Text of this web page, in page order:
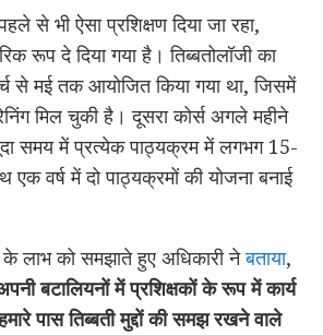
से भी ऐसा प्रशिक्षण दिया जा रहा,
रूप दे दिया गया है। तिब्बतोलॉजी का
से मई तक आयोजित किया गया था, जिसमें
मिल चुकी है। दूसरा कोर्स अगले महीने
समय में प्रत्येक पाठ्यक्रम में लगभग 15-
एक वर्ष में दो पाठ्यक्रमों की योजना बनाई
के लाभ को समझाते हुए अधिकारी नेबताया,
बटालियनों में प्रशिक्षकों के रूप में कार्य
पास तिब्बती मुद्दों की समझ रखने वाले